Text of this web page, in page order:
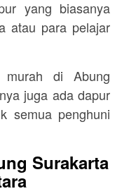
yang biasanya
atau para pelajar
di Abung
juga ada dapur
semua penghuni
Surakarta